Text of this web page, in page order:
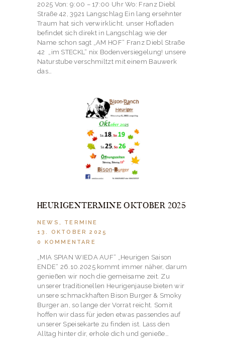
2025 Von: 9:00 – 17:00 Uhr Wo: Franz Diebl
Straße 42, 3921 Langschlag Ein lang ersehnter
Traum hat sich verwirklicht. unser Hofladen
befindet sich direkt in Langschlag wie der
Name schon sagt „AM HOF“ Franz Diebl Straße
42 „im STECKL“ nix Bodenversiegelung! unsere
Naturstube verschmiltzt mit einem Bauwerk
das…
HEURIGENTERMINE OKTOBER 2025
NEWS , TERMINE
13. OKTOBER 2025
0
KOMMENTARE
„MIA SPIAN WIEDA AUF“ „Heurigen Saison
ENDE“ 26.10.2025 kommt immer näher, darum
genießen wir noch die gemeisame zeit. Zu
unserer traditionellen Heurigenjause bieten wir
unsere schmackhaften Bison Burger & Smoky
Burger an, so lange der Vorrat reicht. Somit
hoffen wir dass für jeden etwas passendes auf
unserer Speisekarte zu finden ist. Lass den
Alltag hinter dir, erhole dich und genieße…